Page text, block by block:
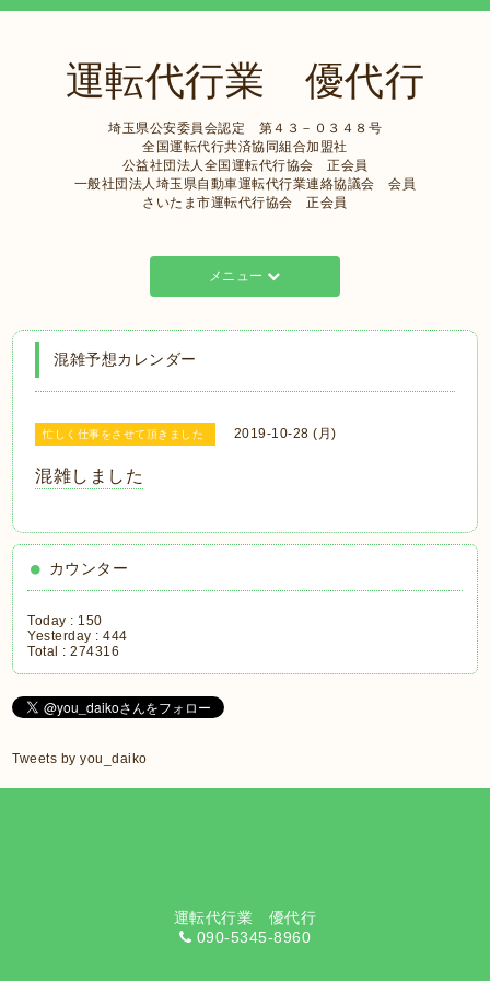
運転代行業 優代行
埼玉県公安委員会認定 第４３－０３４８号
全国運転代行共済協同組合加盟社
公益社団法人全国運転代行協会 正会員
一般社団法人埼玉県自動車運転代行業連絡協議会 会員
さいたま市運転代行協会 正会員
メニュー
混雑予想カレンダー
忙しく仕事をさせて頂きました 2019-10-28 (月)
混雑しました
カウンター
Today : 150
Yesterday :444
Total :274316
Tweets by you_daiko
運転代行業 優代行
090-5345-8960